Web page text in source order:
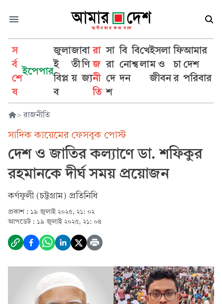
স
র্ব
শে
ষ
ইপেপার
জুলা
ই
বিপ্ল
ব
জা
তী
য়
বা
ণি
জ্য
রা
জ
নী
তি
সা
রা
দে
শ
বি
নো
দন
বি
শ্ব
খে
লা
ইসলা
ম ও
জীবন
ফি
চা
র
আমার
দেশ
পরিবার
> রাজনীতি
সাদিক কায়েমের ফেসবুক পোস্ট
দেশ ও জাতির কল্যাণে ডা. শফিকুর
রহমানকে দীর্ঘ সময় প্রয়োজন
কর্ণফুলী (চট্টগ্রাম) প্রতিনিধি
প্রকাশ : ১৯ জুলাই ২০২৫, ২১: ০২
আপডেট : ১৯ জুলাই ২০২৫, ২১: ০৪